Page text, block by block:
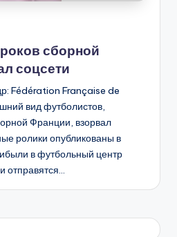
сборной
соцсети
Fédération Française de
вид футболистов,
Франции, взорвал
ролики опубликованы в
в футбольный центр
отправятся…